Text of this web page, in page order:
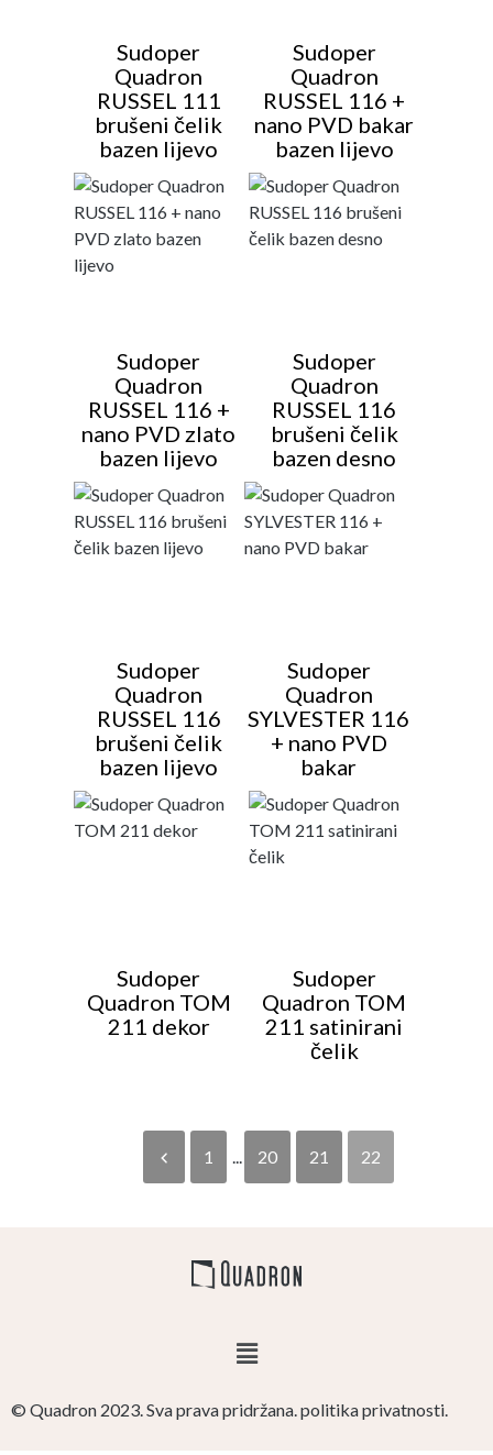
Sudoper
Quadron
RUSSEL 111
brušeni čelik
bazen lijevo
Sudoper
Quadron
RUSSEL 116 +
nano PVD bakar
bazen lijevo
Sudoper
Quadron
RUSSEL 116 +
nano PVD zlato
bazen lijevo
Sudoper
Quadron
RUSSEL 116
brušeni čelik
bazen desno
Sudoper
Quadron
RUSSEL 116
brušeni čelik
bazen lijevo
Sudoper
Quadron
SYLVESTER 116
+ nano PVD
bakar
Sudoper
Quadron TOM
211 dekor
Sudoper
Quadron TOM
211 satinirani
čelik
1 20 21 22
© Quadron 2023. Sva prava pridržana. politika privatnosti.